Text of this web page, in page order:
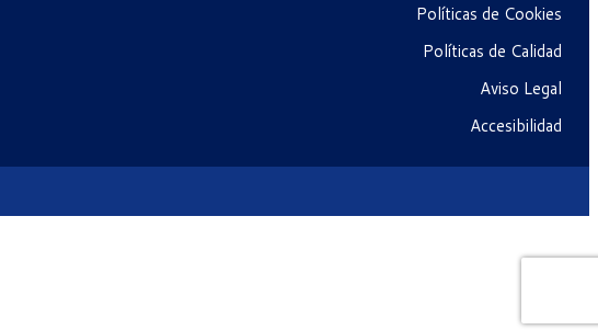
Políticas de Cookies
Políticas de Calidad
Aviso Legal
Accesibilidad